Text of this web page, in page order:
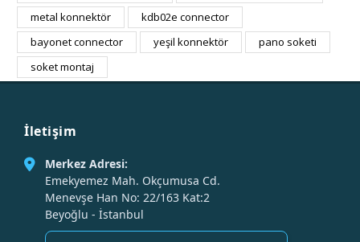
metal konnektör
kdb02e connector
bayonet connector
yeşil konnektör
pano soketi
soket montaj
İletişim
Merkez Adresi:
Emekyemez Mah. Okçumusa Cd.
Menevşe Han No: 22/163 Kat:2
Beyoğlu - İstanbul